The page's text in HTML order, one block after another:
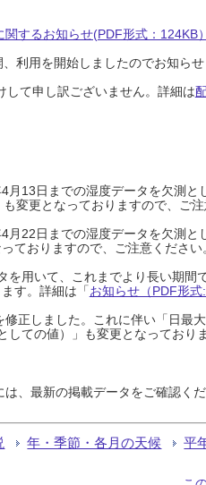
関するお知らせ(PDF形式：124KB）
利用を開始しましたのでお知ら
て申し訳ございません。詳細は
13日までの湿度データを欠測と
変更となっておりますので、ご注
22日までの湿度データを欠測と
ておりますので、ご注意くださ
用いて、これまでより長い期間
す。詳細は「お知らせ（PDF形式
正しました。これに伴い「日最
しての値）」も変更となっており
、最新の掲載データをご確認く
年・季節・各月の天候 平